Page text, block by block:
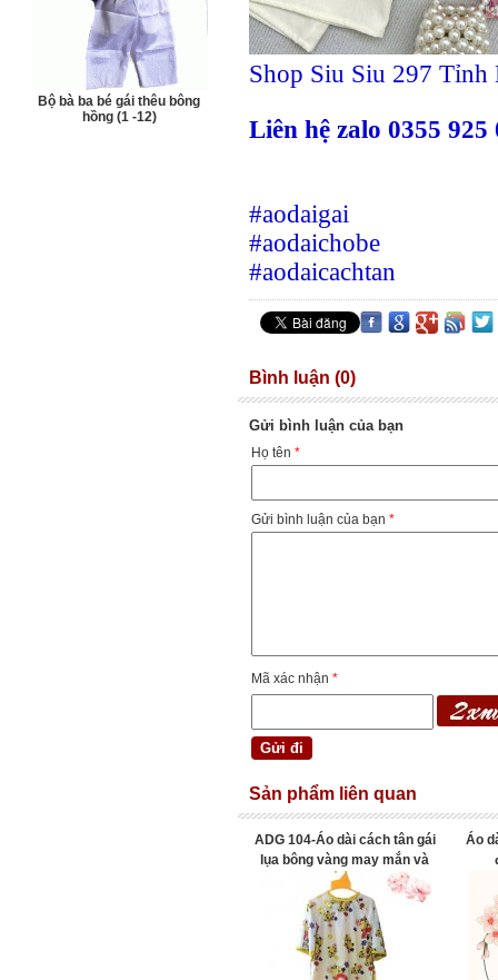
Shop Siu Siu 297
Liên hệ zalo 0355
#aodaigai
#aodaichobe
#aodaicachtan
Bình luận (0)
Gửi bình luận của bạn
Họ tên *
Gửi bình luận của bạn *
Mã xác nhận *
Sản phẩm liên quan
ADG 104-Áo dài cách tân gái
lụa bông vàng may mắn và
hạnh phúc (1-8)
Áo
Bộ bà ba bé gái thêu bông
hồng (1 -12)